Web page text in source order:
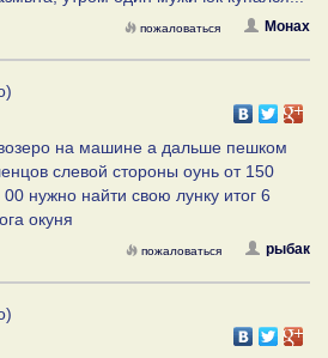
Монах
пожаловаться
на машине а дальше пешком
слевой стороны оунь от 150
нужно найти свою лунку итог 6
окуня
рыбак
пожаловаться